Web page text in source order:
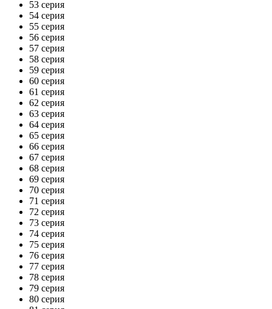
53 серия
54 серия
55 серия
56 серия
57 серия
58 серия
59 серия
60 серия
61 серия
62 серия
63 серия
64 серия
65 серия
66 серия
67 серия
68 серия
69 серия
70 серия
71 серия
72 серия
73 серия
74 серия
75 серия
76 серия
77 серия
78 серия
79 серия
80 серия